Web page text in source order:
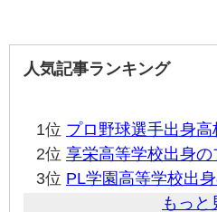
人気記事ランキング
1位 プロ野球選手出身
2位 享栄高等学校出身
3位 PL学園高等学校出
もっと